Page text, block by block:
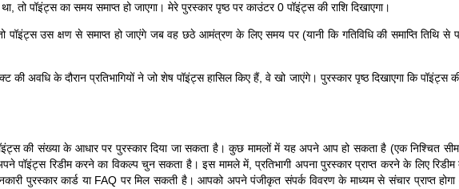
तो पॉइंट्स का समय समाप्त हो जाएगा। मेरे पुरस्कार पृष्ठ पर काउंटर 0 पॉइंट्स की राशि दिखाएगा।
तो पॉइंट्स उस क्षण से समाप्त हो जाएंगे जब वह छठे आमंत्रण के लिए समय पर (यानी कि गतिविधि की समाप्ति तिथि से
की अवधि के दौरान प्रतिभागियों ने जो शेष पॉइंट्स हासिल किए हैं, वे खो जाएंगे। पुरस्कार पृष्ठ दिखाएगा कि पॉइंट्स
पॉइंट्स की संख्या के आधार पर पुरस्कार दिया जा सकता है। कुछ मामलों में यह अपने आप हो सकता है (एक
पॉइंट्स रिडीम करने का विकल्प चुन सकता है। इस मामले में, प्रतिभागी अपना पुरस्कार प्राप्त करने के लिए
पुरस्कार कार्ड या FAQ पर मिल सकती है। आपको अपने पंजीकृत संपर्क विवरण के माध्यम से संचार प्राप्त